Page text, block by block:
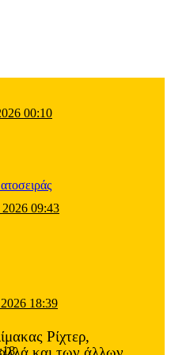
00:10
2026 09:43
18:39
Ρίχτερ,